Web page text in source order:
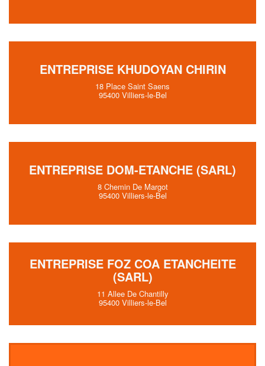
ENTREPRISE KHUDOYAN CHIRIN
18 Place Saint Saens
95400 Villiers-le-Bel
ENTREPRISE DOM-ETANCHE (SARL)
8 Chemin De Margot
95400 Villiers-le-Bel
ENTREPRISE FOZ COA ETANCHEITE
(SARL)
11 Allee De Chantilly
95400 Villiers-le-Bel